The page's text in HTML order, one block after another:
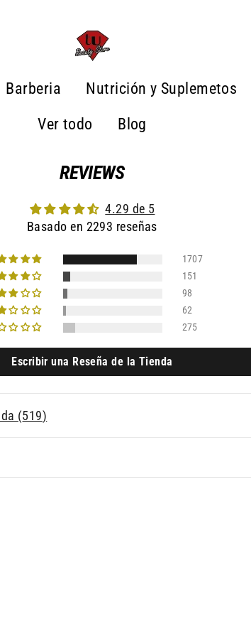
Barberia
Nutrición y Suplemetos
Ver todo
Blog
REVIEWS
4.29 de 5
Basado en 2293 reseñas
1707
151
98
62
275
Escribir una Reseña de la Tienda
(519)